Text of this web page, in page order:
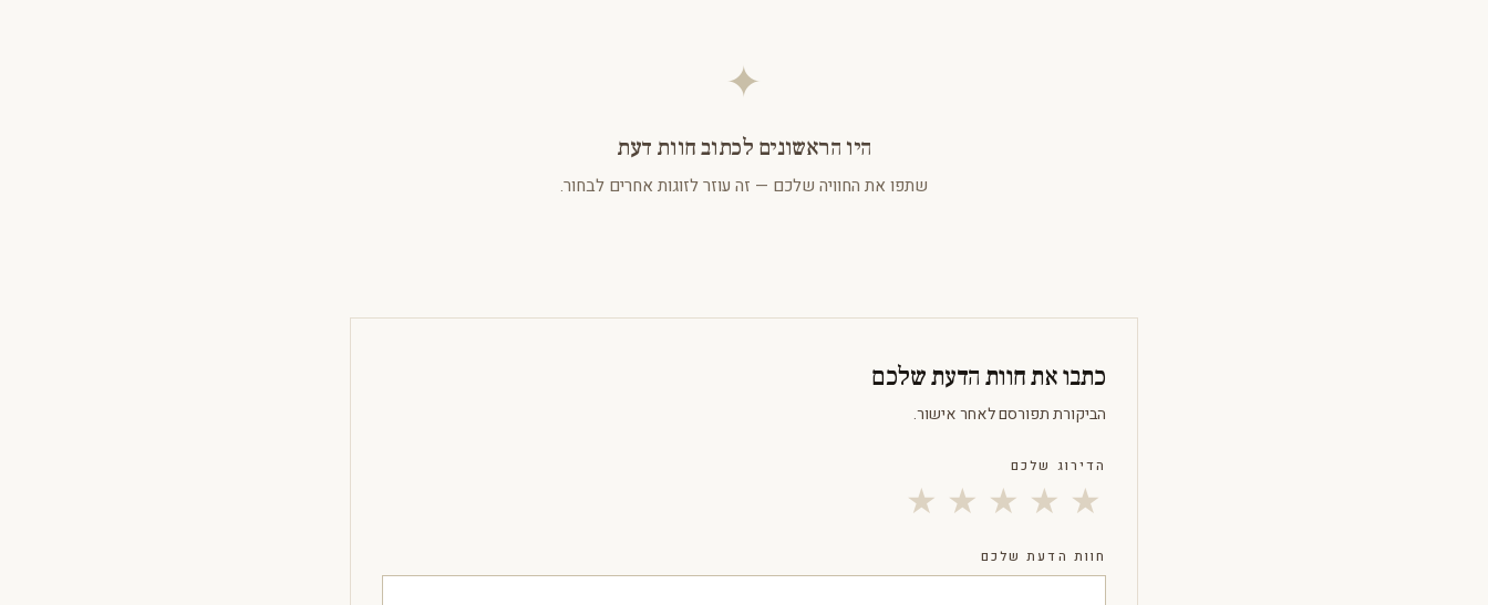
✦
היו הראשונים לכתוב חוות דעת
שתפו את החוויה שלכם — זה עוזר לזוגות אחרים לבחור.
כתבו את חוות הדעת שלכם
הביקורת תפורסם לאחר אישור.
הדירוג שלכם
★ ★ ★ ★ ★
חוות הדעת שלכם